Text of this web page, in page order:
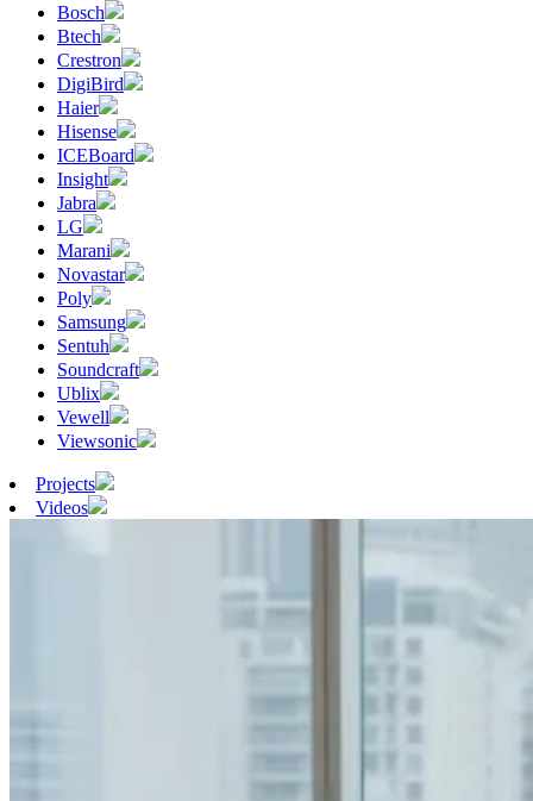
Bosch
Btech
Crestron
DigiBird
Haier
Hisense
ICEBoard
Insight
Jabra
LG
Marani
Novastar
Poly
Samsung
Sentuh
Soundcraft
Ublix
Vewell
Viewsonic
Projects
Videos